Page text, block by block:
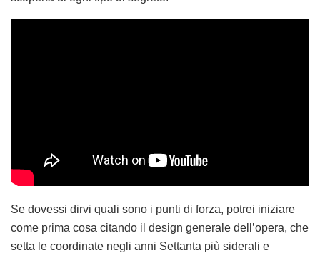
Se dovessi dirvi quali sono i punti di forza, potrei iniziare
come prima cosa citando il design generale dell’opera, che
setta le coordinate negli anni Settanta più siderali e